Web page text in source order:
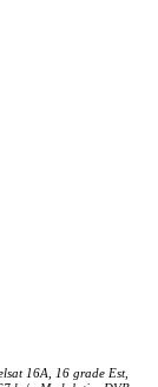
16A, 16 grade Est,